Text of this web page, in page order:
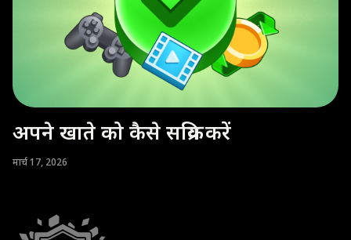
अपने खाते को कैसे सक्रिय करें
मार्च 17, 2026